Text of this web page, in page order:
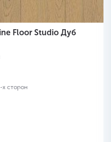
Floor Studio Дуб
х сторон